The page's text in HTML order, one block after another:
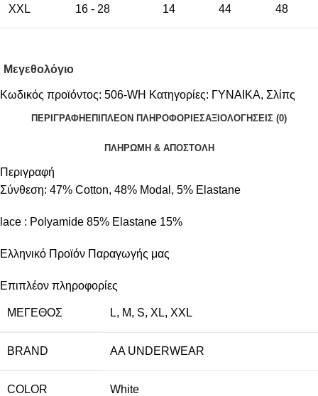
XXL 16 - 28 14 44 48
Μεγεθολόγιο
Κωδικός προϊόντος: 506-WH Κατηγορίες: ΓΥΝΑΙΚΑ, Σλίπς
ΠΕΡΙΓΡΑΦΉ ΕΠΙΠΛΈΟΝ ΠΛΗΡΟΦΟΡΊΕΣΑΞΙΟΛΟΓΉΣΕΙΣ (0)
ΠΛΗΡΩΜΗ & ΑΠΟΣΤΟΛΗ
Περιγραφή
Σύνθεση: 47% Cotton, 48% Modal, 5% Elastane
lace : Polyamide 85% Elastane 15%
Ελληνικό Προϊόν Παραγωγής μας
Επιπλέον πληροφορίες
ΜΈΓΕΘΟΣ L, M, S, XL, XXL
BRAND AA UNDERWEAR
COLOR White